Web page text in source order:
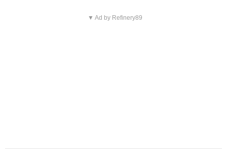
▼ Ad by Refinery89